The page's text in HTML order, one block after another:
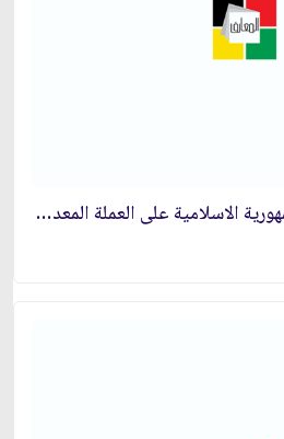
الموضوع: طبع شعار الجمهورية الاسلامية على العملة المعدنية المتداولة